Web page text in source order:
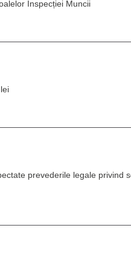
Inspecției Muncii
prevederile legale privind